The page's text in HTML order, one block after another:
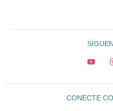
CONECTE